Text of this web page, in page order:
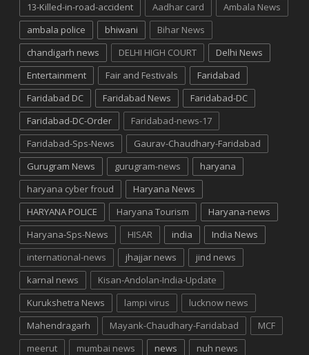
13-Killed-in-road-accident Aadhar card
Ambala News
ambala police
bhiwani
Bihar News
chandigarh news
DELHI HIGH COURT
Delhi News
Entertainment
Fair and Festivals
Faridabad
Faridabad DC
Faridabad News
Faridabad-DC
Faridabad-DC-Order
Faridabad-news-17
Faridabad-Sps-News
Gaurav-Chaudhary-Faridabad
Gurugram News
gurugram-news
haryana
haryana cyber froud
Haryana News
HARYANA POLICE
Haryana Tourism
Haryana-news
Haryana-Sps-News
HISAR india
India News
international-news
jhajjar news
jind news
karnal news
Kisan-Andolan-India-Update
Kurukshetra News
lampi virus
lucknow news
Mahendragarh
Mayank-Chaudhary-Faridabad
MCF
meerut
mumbai news news nuh news